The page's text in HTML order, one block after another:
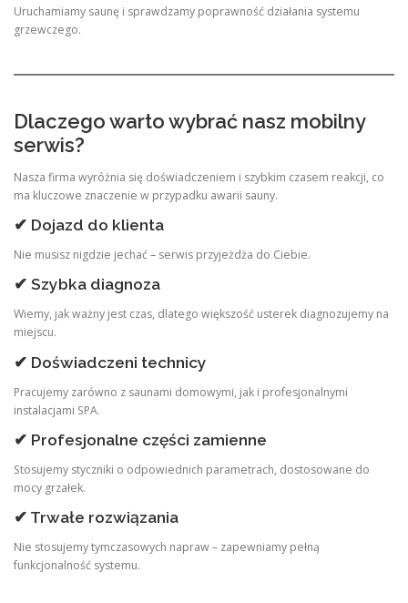
Uruchamiamy saunę i sprawdzamy poprawność działania systemu
grzewczego.
Dlaczego warto wybrać nasz mobilny
serwis?
Nasza firma wyróżnia się doświadczeniem i szybkim czasem reakcji, co
ma kluczowe znaczenie w przypadku awarii sauny.
✔ Dojazd do klienta
Nie musisz nigdzie jechać – serwis przyjeżdża do Ciebie.
✔ Szybka diagnoza
Wiemy, jak ważny jest czas, dlatego większość usterek diagnozujemy na
miejscu.
✔ Doświadczeni technicy
Pracujemy zarówno z saunami domowymi, jak i profesjonalnymi
instalacjami SPA.
✔ Profesjonalne części zamienne
Stosujemy styczniki o odpowiednich parametrach, dostosowane do
mocy grzałek.
✔ Trwałe rozwiązania
Nie stosujemy tymczasowych napraw – zapewniamy pełną
funkcjonalność systemu.